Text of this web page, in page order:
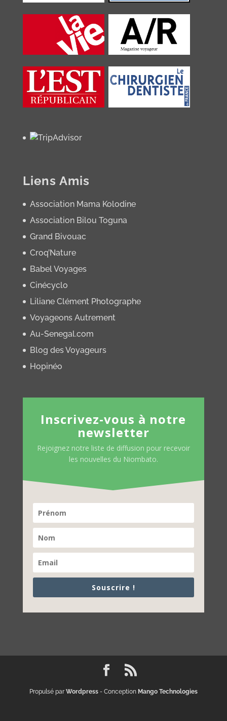
Liens Amis
Association Mama Kolodine
Association Bilou Toguna
Grand Bivouac
Croq’Nature
Babel Voyages
Cinécyclo
Liliane Clément Photographe
Voyageons Autrement
Au-Senegal.com
Blog des Voyageurs
Hopinéo
Inscrivez-vous à notre
newsletter
Rejoignez notre liste de diffusion pour recevoir
les nouvelles du Niombato.
Souscrire !
Propulsé parWordpress- Conception Mango Technologies